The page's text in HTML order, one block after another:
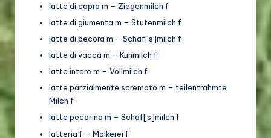
latte di capra m – Ziegenmilch f
latte di giumenta m – Stutenmilch f
latte di pecora m – Schaf[s]milch f
latte di vacca m – Kuhmilch f
latte intero m – Vollmilch f
latte parzialmente scremato m – teilentrahmte
Milch f
latte pecorino m – Schaf[s]milch f
latteria f – Molkerei f